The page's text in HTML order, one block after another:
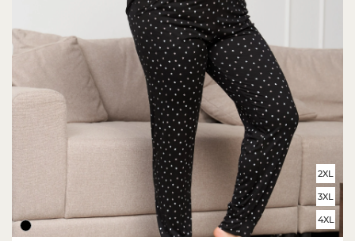
2XL
3XL
4XL